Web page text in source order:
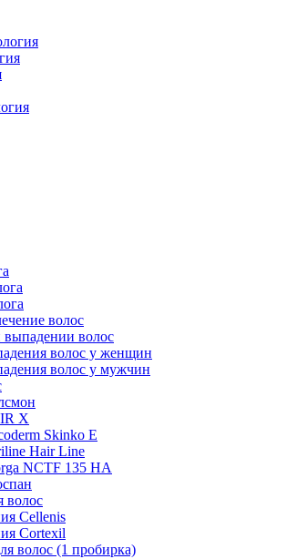
волос
волос
волос у женщин
волос у мужчин
X
Skinko E
Hair Line
NCTF 135 HA
волос
Cellenis
Cortexil
волос (1 пробирка)